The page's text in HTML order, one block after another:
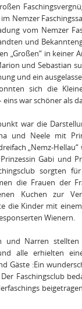
Nemzer
vom Nemzer
und
„Großen“ in keiner
und Sebastian
und ein
sich die
eins war schöner als
war die
und Neele mit
„Nemz-
Gabi und
sorgten
die Frauen der
Kuchen zur
die Kinder mit
Wienern.
und Narren
alle erhielten
Gäste :Ein
Faschingsclub